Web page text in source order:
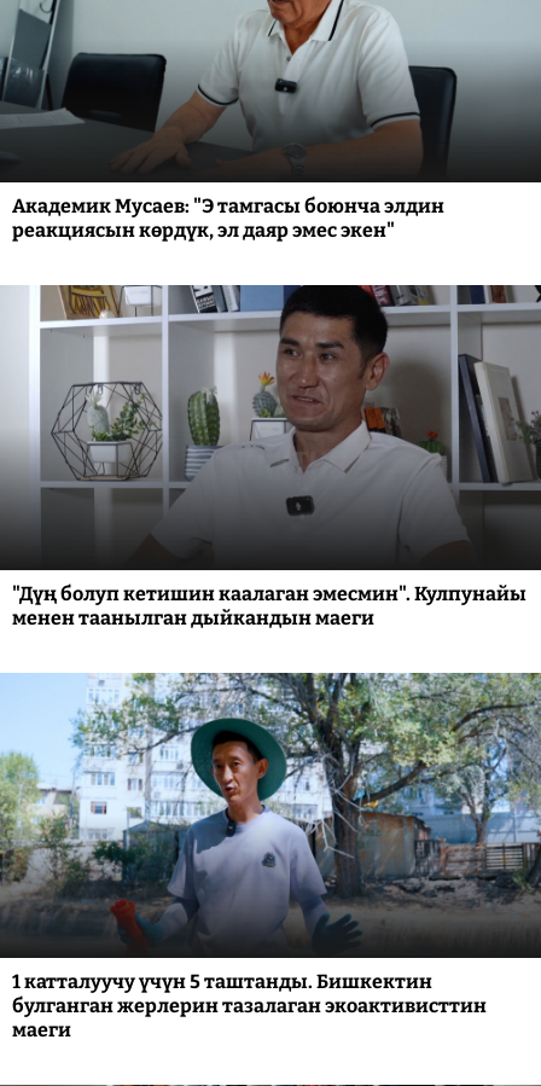
Академик Мусаев: "Э тамгасы боюнча элдин
реакциясын көрдүк, эл даяр эмес экен"
"Дүң болуп кетишин каалаган эмесмин". Кулпунайы
менен таанылган дыйкандын маеги
1 катталуучу үчүн 5 таштанды. Бишкектин
булганган жерлерин тазалаган экоактивисттин
маеги